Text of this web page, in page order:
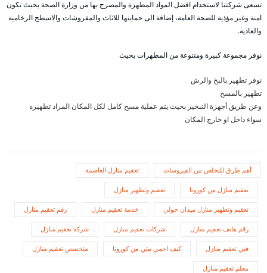
تسعى شركتنا لاستخدام افضل المواد المطهرة والمصرح بها من وزارة الصحة بحيث تكون
امنة وغير مؤذية للصحة العامة، إضافة الى حمايتها للاثاث والمفروشات والاسطح الرخامية
والعادية.
نوفر مجموعة كبيرة ومتنوعة من المطهرات بحيث
نوفر تطهير بالبخ والرش
تطهير بالمسح
وعن طريق أجهزة التبخير بحيث يتم عملية مسح كامل لكل المكان المراد تطهيره
سواء داخل او خارج المكان
أهم طرق للتخلص من الفيروسات تعقيم منازل العاصمة
تعقيم منازل من كورونا تعقيم وتطهير منازل
تعقيم وتطهير منازل ميدان حولي خدمة تعقيم منازل رقم تعقيم منازل
رقم هاتف تعقيم منازل شركات تعقيم منازل شركة تعقيم منازل
فني تعقيم منازل كيف احمي بيتي من كورونا متخصص تعقيم منازل
معلم تعقيم منازل